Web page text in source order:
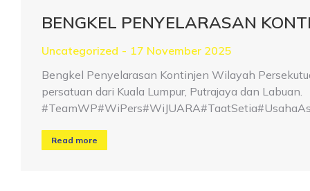
BENGKEL PENYELARASAN
Uncategorized
17 November 2025
Bengkel Penyelarasan Kontinjen Wilayah
persatuan dari Kuala Lumpur, Putrajaya dan Labuan.
Read more